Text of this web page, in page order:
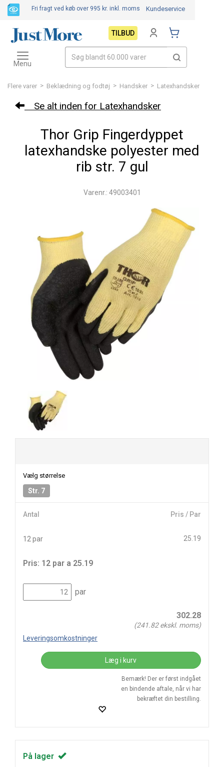
Flere varer > Beklædning og fodtøj > Handsker > Latexhandsker
Se alt inden for Latexhandsker
Thor Grip Fingerdyppet
latexhandske polyester med
rib str. 7 gul
Varenr.: 49003401
Vælg størrelse
Str. 7
Antal Pris / Par
12 par 25.19
Pris: 12 par a 25.19
par
302.28
(241.82ekskl. moms)
Leveringsomkostninger
Læg i kurv
Bemærk! Der er først indgået
en bindende aftale, når vi har
bekræftet din bestilling.
På lager
Fri fragt ved køb over 995 kr. inkl. moms Kundeservice
TILBUD
Toggle
navigation
Menu